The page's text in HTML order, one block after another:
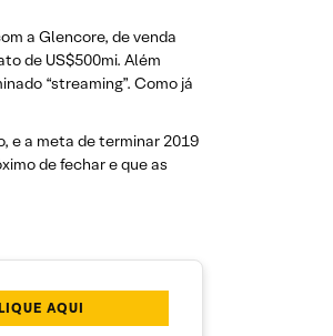
a Glencore, de venda
de US$500mi. Além
“streaming”. Como já
e a meta de terminar 2019
de fechar e que as
AQUI